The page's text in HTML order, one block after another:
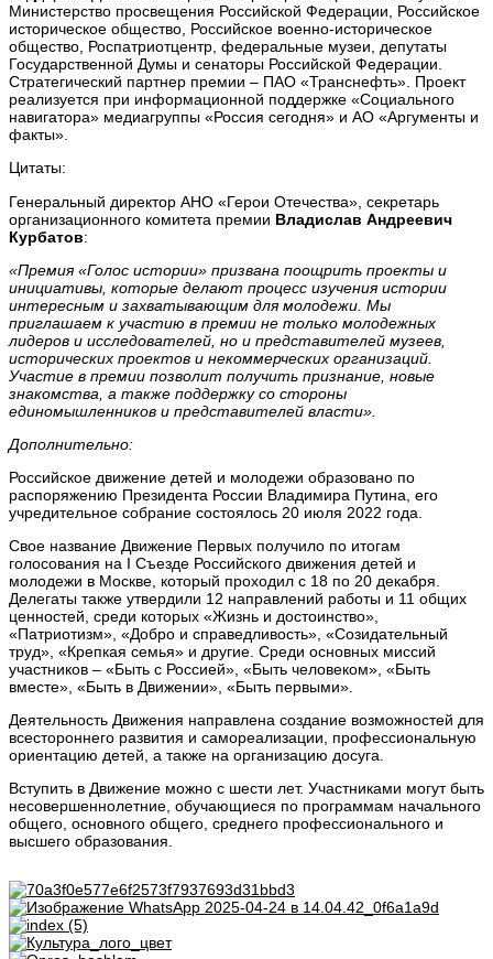
Министерство просвещения Российской Федерации, Российское
историческое общество, Российское военно-историческое
общество, Роспатриотцентр, федеральные музеи, депутаты
Государственной Думы и сенаторы Российской Федерации.
Стратегический партнер премии – ПАО «Транснефть». Проект
реализуется при информационной поддержке «Социального
навигатора» медиагруппы «Россия сегодня» и АО «Аргументы и
факты».
Цитаты:
Генеральный директор АНО «Герои Отечества», секретарь
организационного комитета премии Владислав Андреевич
Курбатов:
«Премия «Голос истории» призвана поощрить проекты и
инициативы, которые делают процесс изучения истории
интересным и захватывающим для молодежи. Мы
приглашаем к участию в премии не только молодежных
лидеров и исследователей, но и представителей музеев,
исторических проектов и некоммерческих организаций.
Участие в премии позволит получить признание, новые
знакомства, а также поддержку со стороны
единомышленников и представителей власти».
Дополнительно:
Российское движение детей и молодежи образовано по
распоряжению Президента России Владимира Путина, его
учредительное собрание состоялось 20 июля 2022 года.
Свое название Движение Первых получило по итогам
голосования на I Съезде Российского движения детей и
молодежи в Москве, который проходил с 18 по 20 декабря.
Делегаты также утвердили 12 направлений работы и 11 общих
ценностей, среди которых «Жизнь и достоинство»,
«Патриотизм», «Добро и справедливость», «Созидательный
труд», «Крепкая семья» и другие. Среди основных миссий
участников – «Быть с Россией», «Быть человеком», «Быть
вместе», «Быть в Движении», «Быть первыми».
Деятельность Движения направлена создание возможностей для
всестороннего развития и самореализации, профессиональную
ориентацию детей, а также на организацию досуга.
Вступить в Движение можно с шести лет. Участниками могут быть
несовершеннолетние, обучающиеся по программам начального
общего, основного общего, среднего профессионального и
высшего образования.